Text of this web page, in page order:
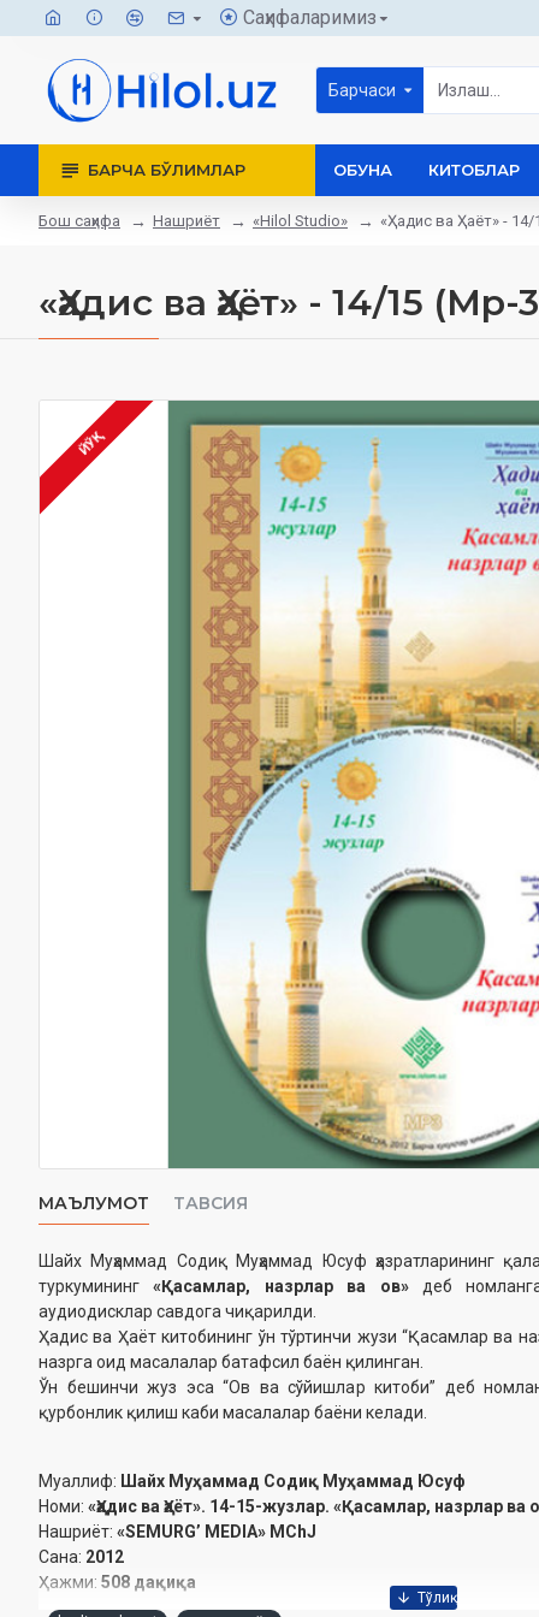
Саҳифаларимиз
Барчаси
БАРЧА БЎЛИМЛАР ОБУНА КИТОБЛАР
Бош саҳифа Нашриёт «Hilol Studio» «Ҳадис ва Ҳаёт» -
«Ҳадис ва Ҳаёт» - 14/15 (Мp-
ЙЎҚ
МАЪЛУМОТ ТАВСИЯ
Шайх Муҳаммад Содиқ Муҳаммад Юсуф ҳазратларининг
туркумининг«Қасамлар, назрлар ва ов»деб
аудиодисклар савдога чиқарилди.
Ҳадис ва Ҳаёт китобининг ўн тўртинчи жузи “Қасамлар ва
назрга оид масалалар батафсил баён қилинган.
Ўн бешинчи жуз эса “Ов ва сўйишлар китоби” деб
қурбонлик қилиш каби масалалар баёни келади.
Муаллиф: Шайх Муҳаммад Содиқ Муҳаммад Юсуф
Номи: «Ҳадис ва Ҳаёт». 14-15-жузлар. «Қасамлар, назрлар ва
Нашриёт: «SEMURG’ MEDIA» MChJ
Сана: 2012
Ҳажми: 508 дақиқа